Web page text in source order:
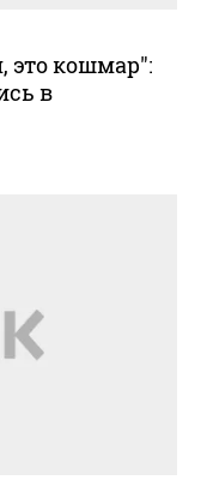
это кошмар":
в